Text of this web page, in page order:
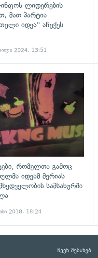
ლიდერების
მათ პარტია
იდეა" აჩუქეს
2024, 13:51
რომელთა გამოც
იდეამ მერიას
სამსახურში
2018, 18:24
ჩვენ შესახებ